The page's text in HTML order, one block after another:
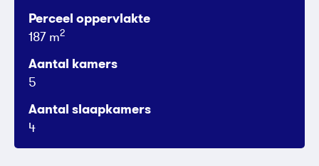
Perceel oppervlakte
187 m2
Aantal kamers
5
Aantal slaapkamers
4